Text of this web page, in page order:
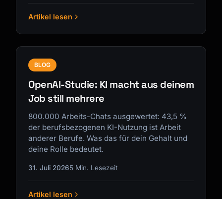
Artikel lesen
BLOG
OpenAI-Studie: KI macht aus deinem
Job still mehrere
800.000 Arbeits-Chats ausgewertet: 43,5 %
der berufsbezogenen KI-Nutzung ist Arbeit
anderer Berufe. Was das für dein Gehalt und
deine Rolle bedeutet.
31. Juli 20265 Min. Lesezeit
Artikel lesen